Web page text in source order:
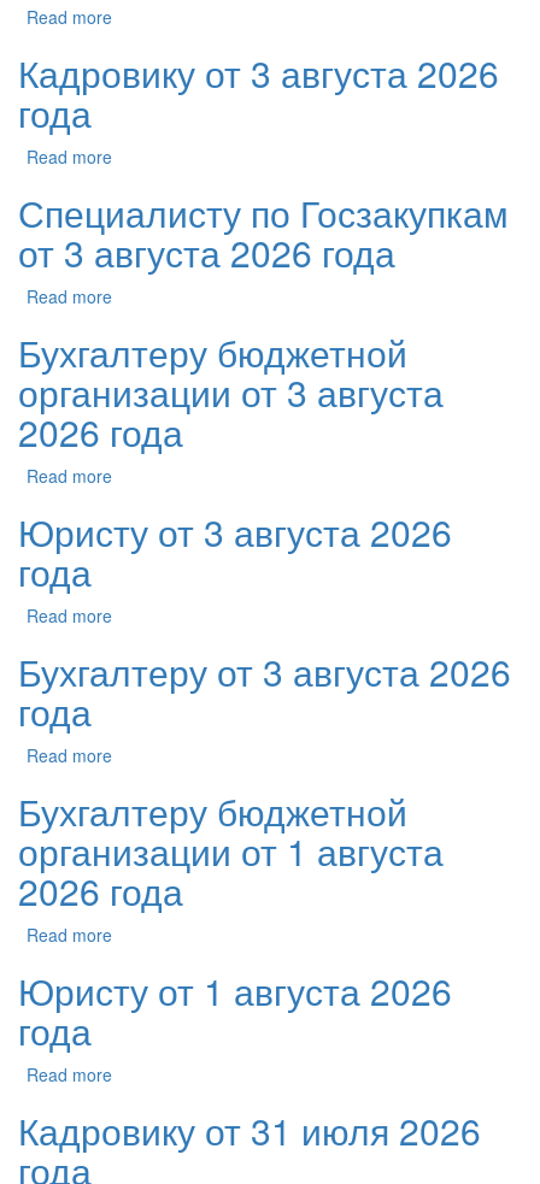
Read more
Кадровику от 3 августа 2026
года
Read more
Специалисту по Госзакупкам
от 3 августа 2026 года
Read more
Бухгалтеру бюджетной
организации от 3 августа
2026 года
Read more
Юристу от 3 августа 2026
года
Read more
Бухгалтеру от 3 августа 2026
года
Read more
Бухгалтеру бюджетной
организации от 1 августа
2026 года
Read more
Юристу от 1 августа 2026
года
Read more
Кадровику от 31 июля 2026
года